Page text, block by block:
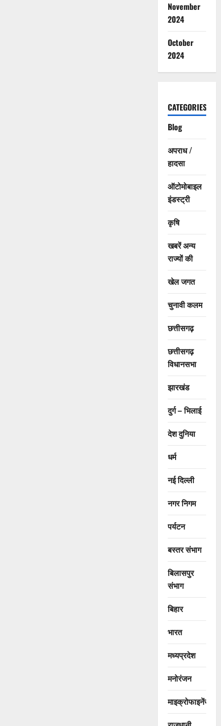
November
2024
October
2024
CATEGORIES
Blog
अपराध /
हादसा
ऑटोमोबाइल
इंडस्ट्री
कृषि
खबरें अन्य
राज्यों की
खेल जगत
चुनावी कलम
छत्तीसगढ़
छत्तीसगढ़
विधानसभा
झारखंड
दुर्ग – भिलाई
देश दुनिया
धर्म
नई दिल्ली
नगर निगम
पर्यटन
बस्तर संभाग
बिलासपुर
संभाग
बिहार
भारत
मध्यप्रदेश
मनोरंजन
माइक्रोफाइनेंस